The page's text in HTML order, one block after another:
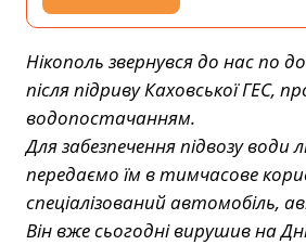
Нікополь звернувся до нас по
після підриву Каховської ГЕС,
водопостачанням.
Для забезпечення підвозу
передаємо їм в тимчасове
спеціалізований автомобіль,
Він вже сьогодні вирушив на